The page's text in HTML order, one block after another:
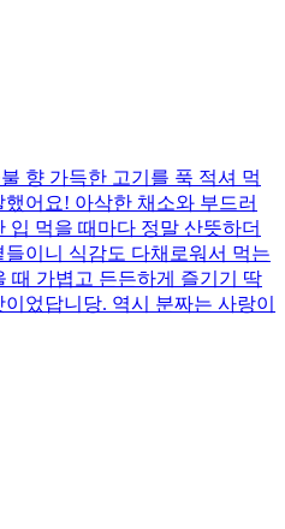
향 가득한 고기를 푹 적셔 먹
어요! 아삭한 채소와 부드러
입 먹을 때마다 정말 산뜻하더
이니 식감도 다채로워서 먹는
때 가볍고 든든하게 즐기기 딱
었답니당. 역시 분짜는 사랑이